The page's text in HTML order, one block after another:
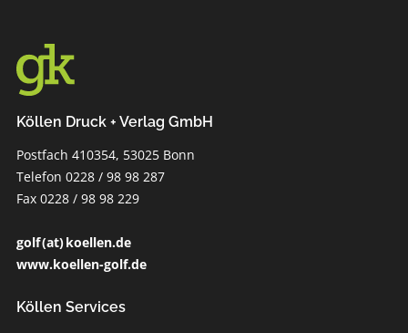
Köllen Druck + Verlag GmbH
Postfach 410354, 53025 Bonn
Telefon 0228 / 98 98 287
Fax 0228 / 98 98 229
golf (at) koellen.de
www.koellen-golf.de
Köllen Services